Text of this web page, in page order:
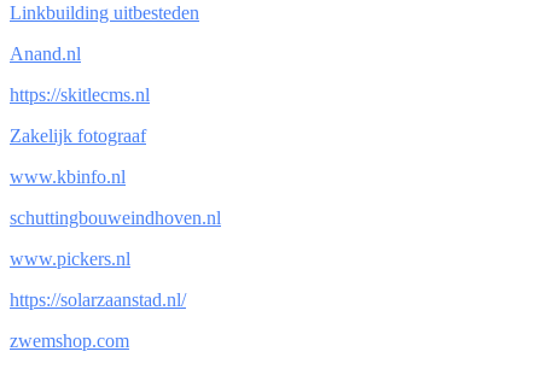
Linkbuilding uitbesteden
Anand.nl
https://skitlecms.nl
Zakelijk fotograaf
www.kbinfo.nl
schuttingbouweindhoven.nl
www.pickers.nl
https://solarzaanstad.nl/
zwemshop.com